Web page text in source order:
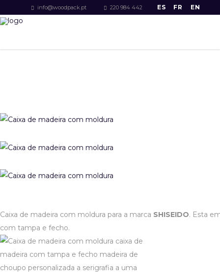
info@woodpack.pt 220 984 442 ES FR EN
Caixa de madeira com moldura para a marca SHISEIDO. Esta
com tampa e fecho.